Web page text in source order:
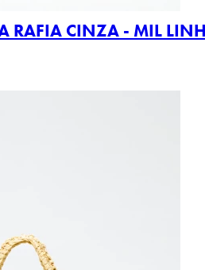
RAFIA CINZA - MIL